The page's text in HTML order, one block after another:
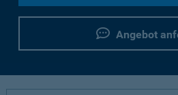
Angebot